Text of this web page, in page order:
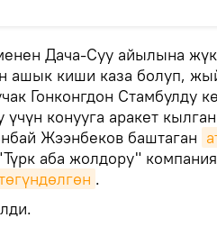
Дача-Суу айылына
ашык киши каза болуп,
Гонконгдон Стамбулду
конууга аракет
Жээнбеков баштаган
аба жолдору"
.